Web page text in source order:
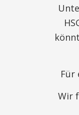
Für
Wir